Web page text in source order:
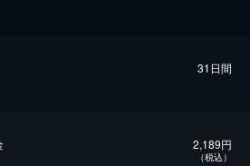
31日間
2,189円
（税込）